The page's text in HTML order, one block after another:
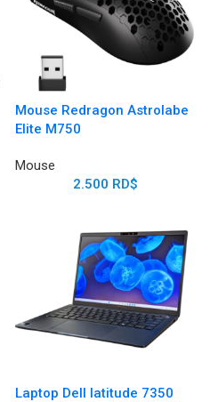
Mouse Redragon Astrolabe
Elite M750
Mouse
2.500 RD$
Laptop Dell latitude 7350